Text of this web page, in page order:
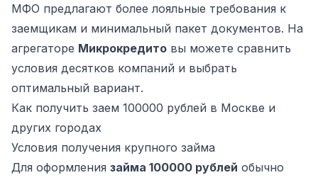
МФО предлагают более лояльные требования к
заемщикам и минимальный пакет документов. На
агрегаторе Микрокредито вы можете сравнить
условия десятков компаний и выбрать
оптимальный вариант.
Как получить заем 100000 рублей в Москве и
других городах
Условия получения крупного займа
Для оформления займа 100000 рублей обычно